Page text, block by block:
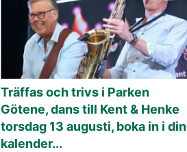
Träffas och trivs i Parken
Götene, dans till Kent & Henke
torsdag 13 augusti, boka in i din
kalender...